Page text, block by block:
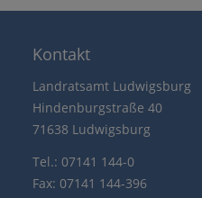
Kontakt
Landratsamt Ludwigsburg
Hindenburgstraße 40
71638 Ludwigsburg
Tel.: 07141 144-0
Fax: 07141 144-396